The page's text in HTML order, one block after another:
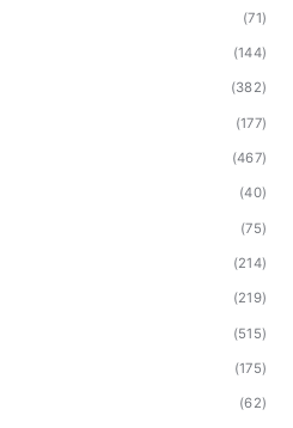
(71)
(144)
(382)
(177)
(467)
(40)
(75)
(214)
(219)
(515)
(175)
(62)